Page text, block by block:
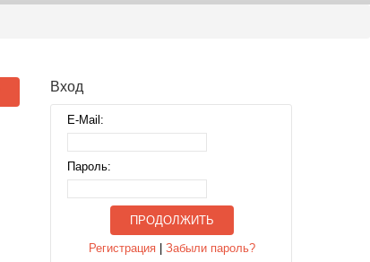
Вход
E-Mail:
Пароль:
ПРОДОЛЖИТЬ
Регистрация |Забыли пароль?